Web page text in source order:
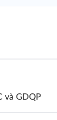
và GDQP